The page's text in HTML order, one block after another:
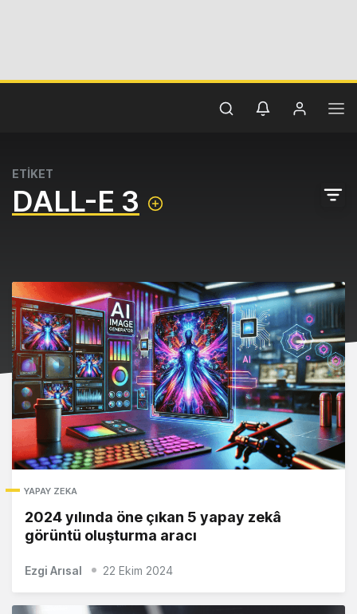
ETİKET
DALL-E 3
YAPAY ZEKA
2024 yılında öne çıkan 5 yapay zekâ
görüntü oluşturma aracı
Ezgi Arısal 22 Ekim 2024